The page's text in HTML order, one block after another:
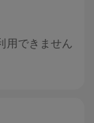
用できません